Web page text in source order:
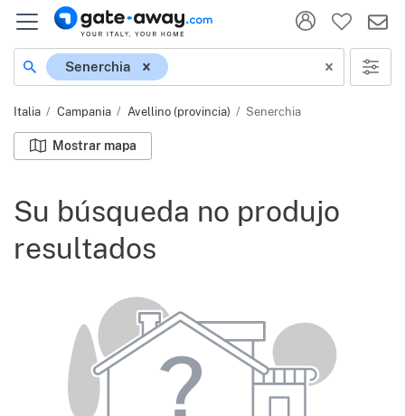
Ubicación
Senerchia
Italia Campania Avellino (provincia) Senerchia
Mostrar mapa
Su búsqueda no produjo
resultados